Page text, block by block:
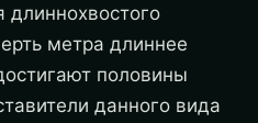
длиннохвостого
метра длиннее
половины
данного вида